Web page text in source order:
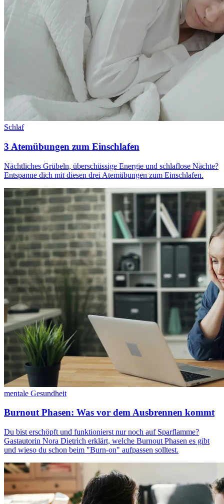
Schlaf
3 Atemübungen zum Einschlafen
Nächtliches Grübeln, überschüssige Energie und schlaflose Nächte?
Entspanne dich mit diesen drei Atemübungen zum Einschlafen.
mentale Gesundheit
Burnout Phasen: Was vor dem Ausbrennen kommt
Du bist erschöpft und funktionierst nur noch auf Sparflamme?
Gastautorin Nora Dietrich erklärt, welche Burnout Phasen es gibt
und wieso du schon beim "Burn-on" aufpassen solltest.